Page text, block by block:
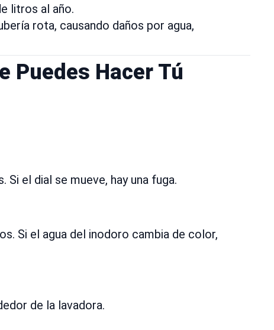
litros al año.
rota, causando daños por agua,
Puedes Hacer Tú
el dial se mueve, hay una fuga.
Si el agua del inodoro cambia de color,
de la lavadora.